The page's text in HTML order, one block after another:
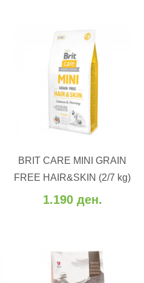
BRIT CARE MINI GRAIN
FREE HAIR&SKIN (2/7 kg)
1.190 ден.
Додај во желби
Додај за споредба